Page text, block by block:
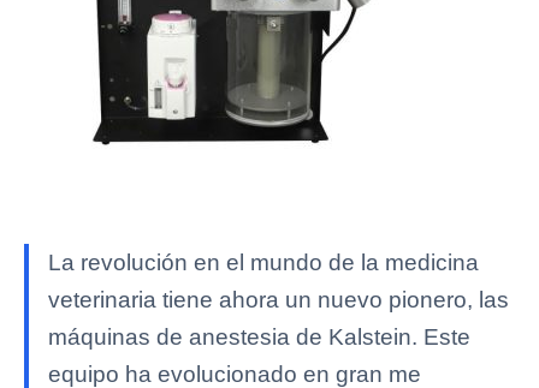
La revolución en el mundo de la medicina
veterinaria tiene ahora un nuevo pionero, las
máquinas de anestesia de Kalstein. Este
equipo ha evolucionado en gran me